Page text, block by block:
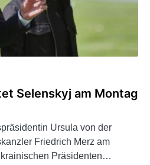
Selenskyj am Montag
Ursula von der
Friedrich Merz am
Präsidenten…